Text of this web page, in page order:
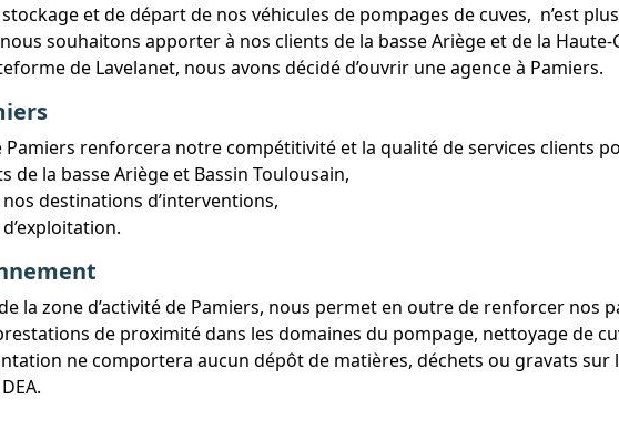
et de départ de nos véhicules de pompages de cuves, n’est
souhaitons apporter à nos clients de la basse Ariège et de la Haute-
de Lavelanet, nous avons décidé d’ouvrir une agence à Pamiers.
Pamiers renforcera notre compétitivité et la qualité de services clients
de la basse Ariège et Bassin Toulousain,
destinations d’interventions,
la zone d’activité de Pamiers, nous permet en outre de renforcer nos
de proximité dans les domaines du pompage, nettoyage de
ne comportera aucun dépôt de matières, déchets ou gravats